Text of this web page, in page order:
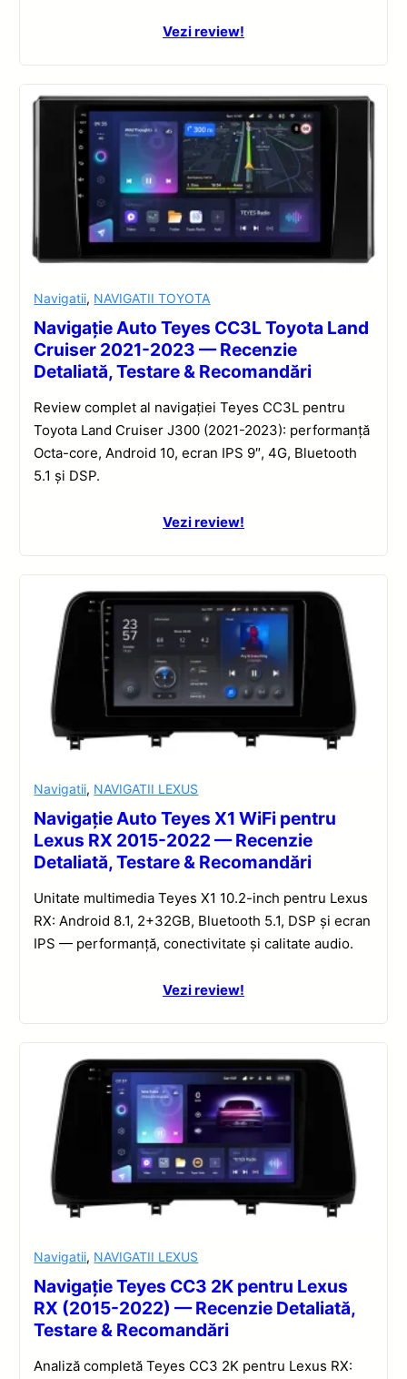
Vezi review!
Navigatii, NAVIGATII TOYOTA
Navigație Auto Teyes CC3L Toyota Land
Cruiser 2021-2023 — Recenzie
Detaliată, Testare & Recomandări
Review complet al navigației Teyes CC3L pentru
Toyota Land Cruiser J300 (2021-2023): performanță
Octa-core, Android 10, ecran IPS 9″, 4G, Bluetooth
5.1 și DSP.
Vezi review!
Navigatii, NAVIGATII LEXUS
Navigație Auto Teyes X1 WiFi pentru
Lexus RX 2015-2022 — Recenzie
Detaliată, Testare & Recomandări
Unitate multimedia Teyes X1 10.2-inch pentru Lexus
RX: Android 8.1, 2+32GB, Bluetooth 5.1, DSP și ecran
IPS — performanță, conectivitate și calitate audio.
Vezi review!
Navigatii, NAVIGATII LEXUS
Navigație Teyes CC3 2K pentru Lexus
RX (2015-2022) — Recenzie Detaliată,
Testare & Recomandări
Analiză completă Teyes CC3 2K pentru Lexus RX: